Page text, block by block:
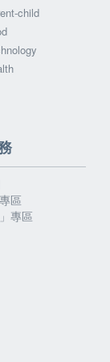
child
區
專區